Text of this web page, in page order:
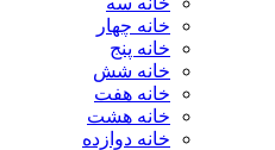
خانه چهار
خانه پنج
خانه شش
خانه هفت
خانه هشت
خانه دوازده